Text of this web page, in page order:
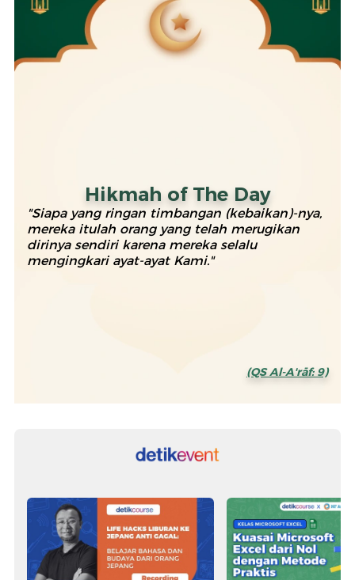
Hikmah of The Day
"Siapa yang ringan timbangan (kebaikan)-nya,
mereka itulah orang yang telah merugikan
dirinya sendiri karena mereka selalu
mengingkari ayat-ayat Kami."
(QS Al-A'rāf: 9)